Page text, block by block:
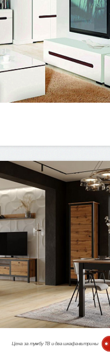
Цена за тумбу ТВ и два шкафа-витрины